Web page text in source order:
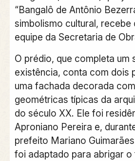
“Bangalô de Antônio
simbolismo cultural, recebe
equipe da Secretaria de
O prédio, que completa um
existência, conta com dois
uma fachada decorada
geométricas típicas da
do século XX. Ele foi
Aproniano Pereira e,
prefeito Mariano
foi adaptado para abrigar